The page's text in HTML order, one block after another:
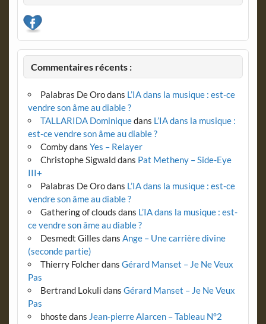
Commentaires récents :
Palabras De Orodans L’IA dans la musique : est-ce
vendre son âme au diable ?
TALLARIDA Dominiquedans L’IA dans la musique :
est-ce vendre son âme au diable ?
Combydans Yes – Relayer
Christophe Sigwalddans Pat Metheny – Side-Eye
III+
Palabras De Orodans L’IA dans la musique : est-ce
vendre son âme au diable ?
Gathering of clouds dans L’IA dans la musique : est-
ce vendre son âme au diable ?
Desmedt Gilles dans Ange – Une carrière divine
(seconde partie)
Thierry Folcherdans Gérard Manset – Je Ne Veux
Pas
Bertrand Lokuli dans Gérard Manset – Je Ne Veux
Pas
bhostedans Jean-pierre Alarcen – Tableau N°2